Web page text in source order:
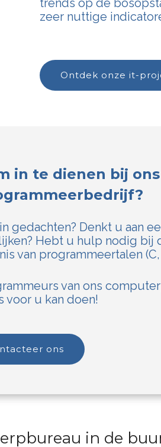
trends op de
zeer nuttige
ontdek onze it-
in te dienen bij ons
Denkt u aan
Hebt u hulp nodig bij
van programmeertalen (C,
van ons
voor u kan doen!
ons
in de